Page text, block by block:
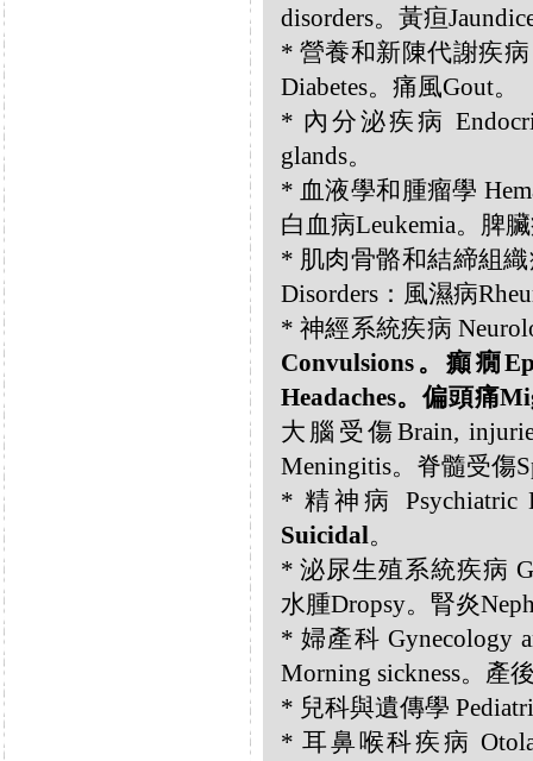
disorders。黃疸
* 營養和新陳代謝疾病
Diabetes。痛風Gout。
* 內分泌疾病
glands。
* 血液學和腫瘤學
白血病Leukemia。脾
* 肌肉骨骼和結締組織
Disorders：風濕病
* 神經系統疾病
Convulsions。癲癇
Headaches。偏頭痛
大腦受傷Brain,
Meningitis。脊髓受傷
* 精神病 Psychiatric
Suicidal。
* 泌尿生殖系統疾病
水腫Dropsy。腎炎
* 婦產科 Gynecology
Morning sickness。產
* 兒科與遺傳學
* 耳鼻喉科疾病